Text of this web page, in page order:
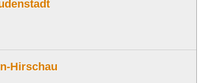
Hirschau